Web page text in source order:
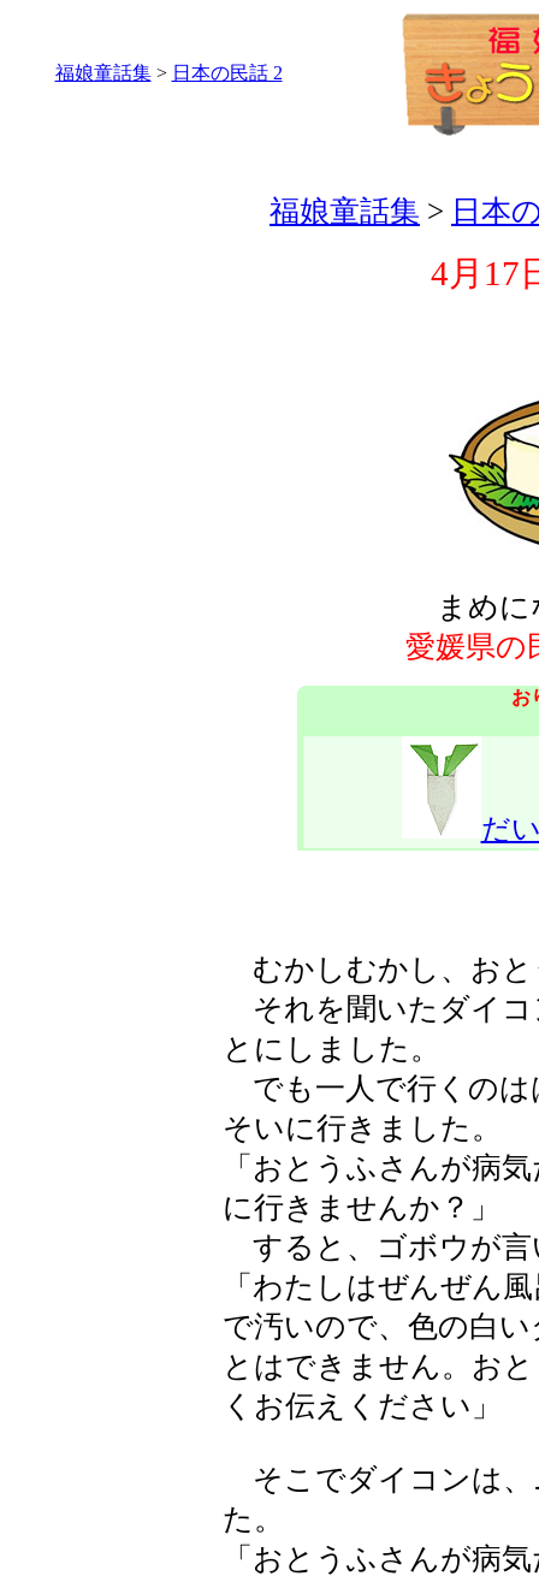
福娘童話集> 日本の民話 2
福娘童話集 > 日本
4月17
まめ
愛媛県の
お
だ
むかしむかし、おと
それを聞いたダイコ
とにしました。
でも一人で行くのは
そいに行きました。
「おとうふさんが病
に行きませんか？」
すると、ゴボウが言
「わたしはぜんぜん
で汚いので、色の白
とはできません。お
くお伝えください」
そこでダイコンは、
た。
「おとうふさんが病